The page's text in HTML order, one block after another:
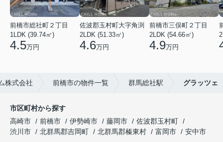
前橋市総社町２丁目
1LDK (39.74㎡)
4.5万円
佐波郡玉村町大字角渕
2LDK (51.33㎡)
4.6万円
前橋市三俣町２丁目
2LDK (54.66㎡)
4.9万円
株式会社 前橋市の物件一覧 群馬総社駅 グラッツェ
市区町村から探す
高崎市
前橋市 伊勢崎市 藤岡市
佐波郡玉村町
渋川市
北群馬郡吉岡町 北群馬郡榛東村 富岡市
安中市